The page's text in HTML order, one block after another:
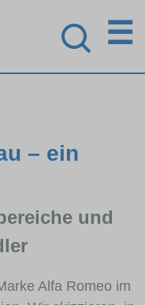
☰
– ein
und
Alfa Romeo im